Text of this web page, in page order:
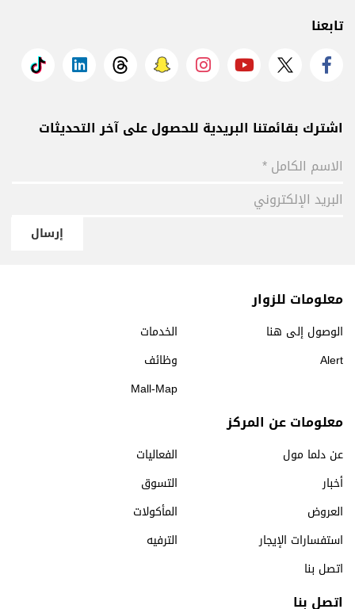
تابعنا
اشترك بقائمتنا البريدية للحصول على آخر التحديثات
إرسال
معلومات للزوار
الخدمات
الوصول إلى هنا
وظائف
Alert
Mall-Map
معلومات عن المركز
عن دلما مول
الفعاليات
أخبار
التسوق
العروض
المأكولات
استفسارات الإيجار
الترفيه
اتصل بنا
اتصل بنا